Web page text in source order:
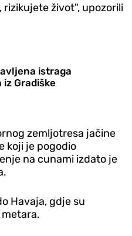
rizikujete život", upozorili
istraga
Gradiške
zemljotresa jačine
koji je pogodio
na cunami izdato je
Havaja, gdje su
metara.